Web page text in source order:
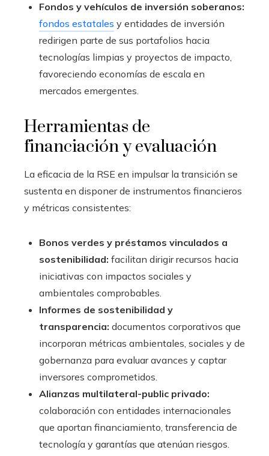
Fondos y vehículos de inversión soberanos:
fondos estatales y entidades de inversión
redirigen parte de sus portafolios hacia
tecnologías limpias y proyectos de impacto,
favoreciendo economías de escala en
mercados emergentes.
Herramientas de
financiación y evaluación
La eficacia de la RSE en impulsar la transición se
sustenta en disponer de instrumentos financieros
y métricas consistentes:
Bonos verdes y préstamos vinculados a
sostenibilidad: facilitan dirigir recursos hacia
iniciativas con impactos sociales y
ambientales comprobables.
Informes de sostenibilidad y
transparencia: documentos corporativos que
incorporan métricas ambientales, sociales y de
gobernanza para evaluar avances y captar
inversores comprometidos.
Alianzas multilateral-public privado:
colaboración con entidades internacionales
que aportan financiamiento, transferencia de
tecnología y garantías que atenúan riesgos.